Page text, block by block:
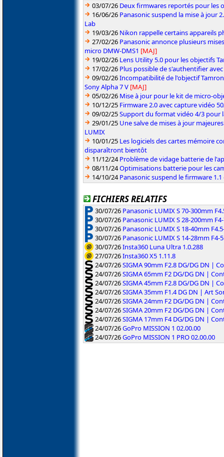
03/07/26 Deux firmwares reportés pour les
16/06/26 Panasonic suspend la mise à jour
Lab
19/03/26 Nikon rappelle certains appareils
27/02/26 Panasonic annonce plusieurs
micro DMW-DMS1 [MAJ]
19/02/26 Lens Utility 5.0 pour les objectifs
17/02/26 Plus possible de s'authentifier
09/02/26Incompatibilité de l'objectif
Sony Alpha 7 V [MAJ]
05/02/26 Mise à jour pour le kit de micro-
10/12/25 Firmware 2.0 avec capture vidéo
09/02/25Support du format vidéo 4/3 pour
29/01/25 Une salve de mises à jour
LUMIX
10/01/25 Les logiciels des cartes mémoire
disparaîtront bientôt
11/12/24Problème de vidage batterie de
08/11/24Optimisations batterie pour les
14/10/24Panasonic suspend le firmware 1.1
FICHIERS RELATIFS
30/07/26 Panasonic LUMIX S 70-300mm
30/07/26 Panasonic LUMIX S 28-200mm
30/07/26 Panasonic LUMIX S 18-40mm
30/07/26 Panasonic LUMIX S 14-28mm F4-
30/07/26Insta360 Luna Ultra 1.0.288
27/07/26Insta360 X5 1.11.8
24/07/26SIGMA 90mm F2.8 DG/DG DN |
24/07/26SIGMA 65mm F2 DG/DG DN |
24/07/26SIGMA 45mm F2.8 DG/DG DN |
24/07/26SIGMA 35mm F1.4 DG DN | Art
24/07/26SIGMA 24mm F2 DG/DG DN |
24/07/26SIGMA 20mm F2 DG/DG DN |
24/07/26SIGMA 17mm F4 DG/DG DN |
24/07/26GoPro MISSION 1 02.00.00
24/07/26GoPro MISSION 1 PRO 02.00.00